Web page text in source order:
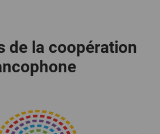
de la coopération